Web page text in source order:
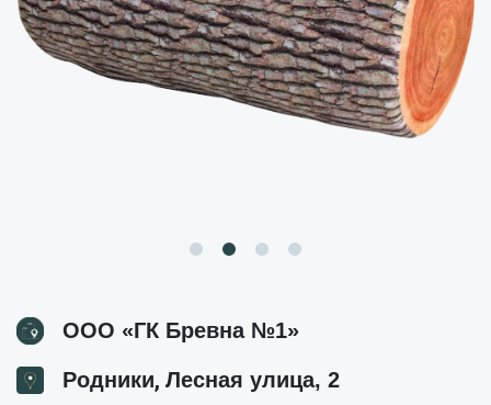
ООО «ГК Бревна №1»
Родники, Лесная улица, 2